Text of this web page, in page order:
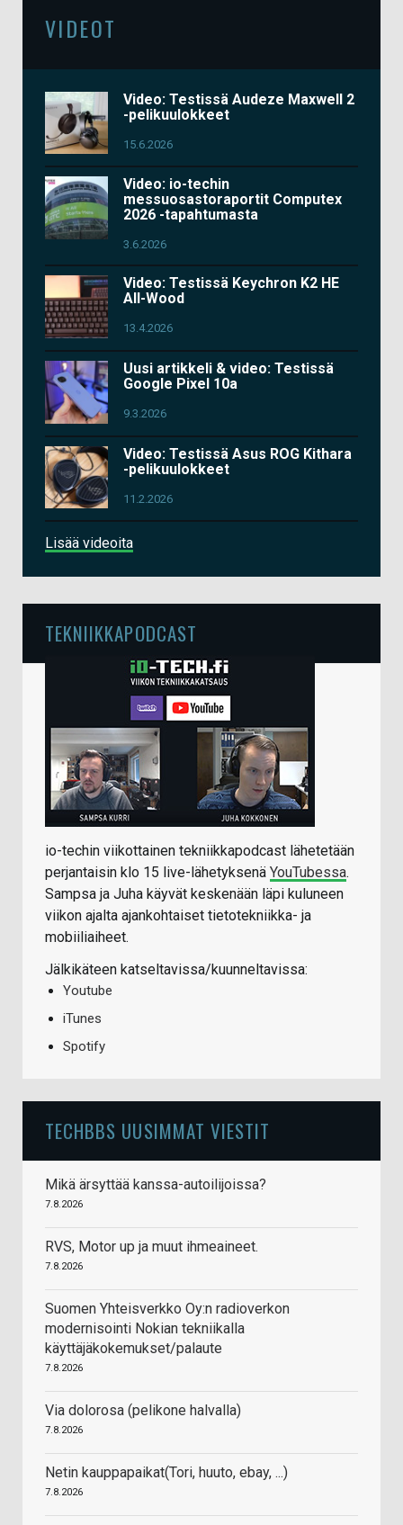
VIDEOT
Video: Testissä Audeze Maxwell 2
-pelikuulokkeet
15.6.2026
Video: io-techin
messuosastoraportit Computex
2026 -tapahtumasta
3.6.2026
Video: Testissä Keychron K2 HE
All-Wood
13.4.2026
Uusi artikkeli & video: Testissä
Google Pixel 10a
9.3.2026
Video: Testissä Asus ROG Kithara
-pelikuulokkeet
11.2.2026
Lisää videoita
TEKNIIKKAPODCAST
io-techin viikottainen tekniikkapodcast lähetetään
perjantaisin klo 15 live-lähetyksenä YouTubessa.
Sampsa ja Juha käyvät keskenään läpi kuluneen
viikon ajalta ajankohtaiset tietotekniikka- ja
mobiiliaiheet.
Jälkikäteen katseltavissa/kuunneltavissa:
Youtube
iTunes
Spotify
TECHBBS UUSIMMAT VIESTIT
Mikä ärsyttää kanssa-autoilijoissa?
7.8.2026
RVS, Motor up ja muut ihmeaineet.
7.8.2026
Suomen Yhteisverkko Oy:n radioverkon
modernisointi Nokian tekniikalla
käyttäjäkokemukset/palaute
7.8.2026
Via dolorosa (pelikone halvalla)
7.8.2026
Netin kauppapaikat(Tori, huuto, ebay, ...)
7.8.2026